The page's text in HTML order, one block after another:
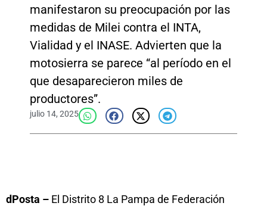
manifestaron su preocupación por las
medidas de Milei contra el INTA,
Vialidad y el INASE. Advierten que la
motosierra se parece “al período en el
que desaparecieron miles de
productores”.
julio 14, 2025
dPosta – El Distrito 8 La Pampa de Federación